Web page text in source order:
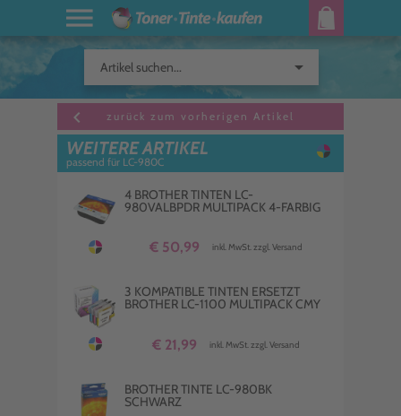
Artikel suchen... arrow_drop_down
zurück zum vorherigen Artikel
keyboard_arrow_left
WEITERE ARTIKEL
passend für LC-980C
4 BROTHER TINTEN LC-
980VALBPDR MULTIPACK 4-FARBIG
€ 50,99 inkl. MwSt. zzgl. Versand
3 KOMPATIBLE TINTEN ERSETZT
BROTHER LC-1100 MULTIPACK CMY
€ 21,99 inkl. MwSt. zzgl. Versand
BROTHER TINTE LC-980BK
SCHWARZ